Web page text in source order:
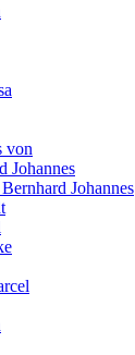
von
Johannes
Johannes